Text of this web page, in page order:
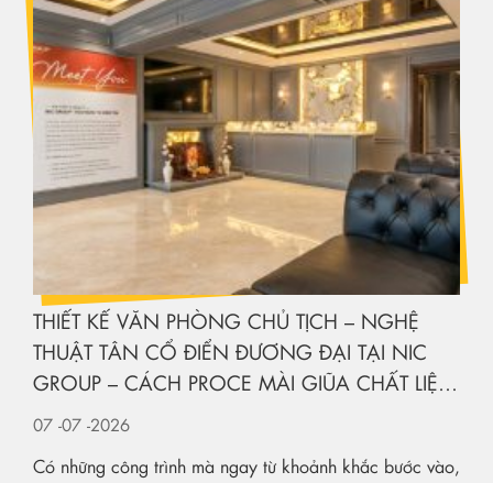
THIẾT KẾ VĂN PHÒNG CHỦ TỊCH – NGHỆ
THUẬT TÂN CỔ ĐIỂN ĐƯƠNG ĐẠI TẠI NIC
GROUP – CÁCH PROCE MÀI GIŨA CHẤT LIỆU
KIẾN TẠO KHÔNG GIAN HẠNG SANG
07 -07 -2026
Có những công trình mà ngay từ khoảnh khắc bước vào,